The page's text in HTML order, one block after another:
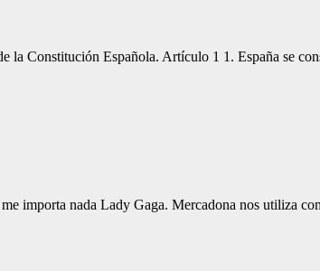
la Constitución Española. Artículo 1 1. España se
importa nada Lady Gaga. Mercadona nos utiliza